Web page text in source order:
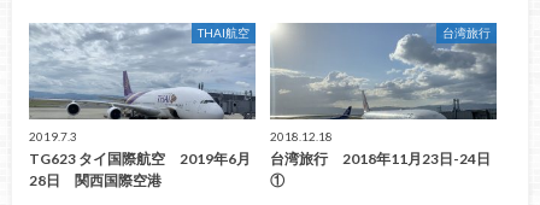
THAI航空
2019.7.3
TG623 タイ国際航空 2019年6月
28日 関西国際空港
台湾旅行
2018.12.18
台湾旅行 2018年11月23日-24日
①